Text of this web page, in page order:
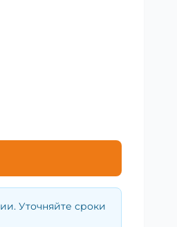
Уточняйте сроки